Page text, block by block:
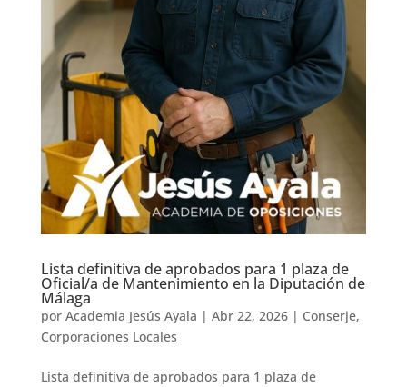
Lista definitiva de aprobados para 1 plaza de
Oficial/a de Mantenimiento en la Diputación de
Málaga
por Academia Jesús Ayala | Abr 22, 2026| Conserje,
Corporaciones Locales
Lista definitiva de aprobados para 1 plaza de